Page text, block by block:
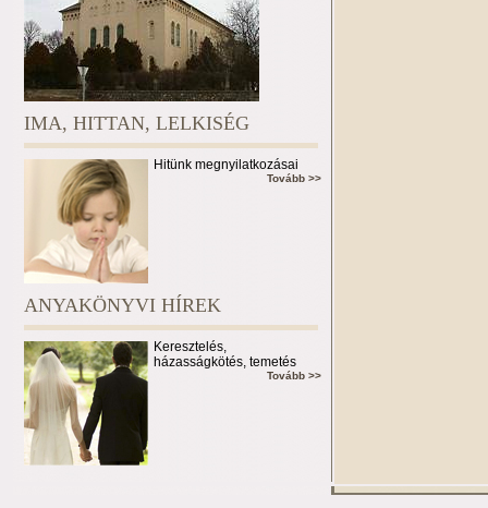
IMA, HITTAN, LELKISÉG
Hitünk megnyilatkozásai
Tovább >>
ANYAKÖNYVI HÍREK
Keresztelés,
házasságkötés, temetés
Tovább >>